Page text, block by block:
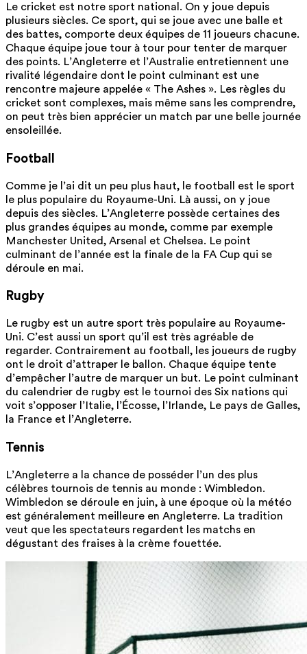
Le cricket est notre sport national. On y joue depuis
plusieurs siècles. Ce sport, qui se joue avec une balle et
des battes, comporte deux équipes de 11 joueurs chacune.
Chaque équipe joue tour à tour pour tenter de marquer
des points. L’Angleterre et l’Australie entretiennent une
rivalité légendaire dont le point culminant est une
rencontre majeure appelée « The Ashes ». Les règles du
cricket sont complexes, mais même sans les comprendre,
on peut très bien apprécier un match par une belle journée
ensoleillée.
Football
Comme je l’ai dit un peu plus haut, le football est le sport
le plus populaire du Royaume-Uni. Là aussi, on y joue
depuis des siècles. L’Angleterre possède certaines des
plus grandes équipes au monde, comme par exemple
Manchester United, Arsenal et Chelsea. Le point
culminant de l’année est la finale de la FA Cup qui se
déroule en mai.
Rugby
Le rugby est un autre sport très populaire au Royaume-
Uni. C’est aussi un sport qu’il est très agréable de
regarder. Contrairement au football, les joueurs de rugby
ont le droit d’attraper le ballon. Chaque équipe tente
d’empêcher l’autre de marquer un but. Le point culminant
du calendrier de rugby est le tournoi des Six nations qui
voit s’opposer l’Italie, l’Écosse, l’Irlande, Le pays de Galles,
la France et l’Angleterre.
Tennis
L’Angleterre a la chance de posséder l’un des plus
célèbres tournois de tennis au monde : Wimbledon.
Wimbledon se déroule en juin, à une époque où la météo
est généralement meilleure en Angleterre. La tradition
veut que les spectateurs regardent les matchs en
dégustant des fraises à la crème fouettée.